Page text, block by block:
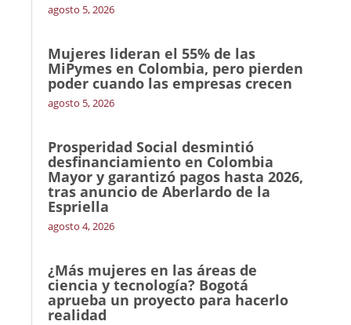
agosto 5, 2026
Mujeres lideran el 55% de las
MiPymes en Colombia, pero pierden
poder cuando las empresas crecen
agosto 5, 2026
Prosperidad Social desmintió
desfinanciamiento en Colombia
Mayor y garantizó pagos hasta 2026,
tras anuncio de Aberlardo de la
Espriella
agosto 4, 2026
¿Más mujeres en las áreas de
ciencia y tecnología? Bogotá
aprueba un proyecto para hacerlo
realidad